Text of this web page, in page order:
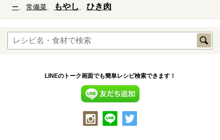
ー
常備菜 もやし ひき肉
LINEのトーク画面でも簡単レシピ検索できます！